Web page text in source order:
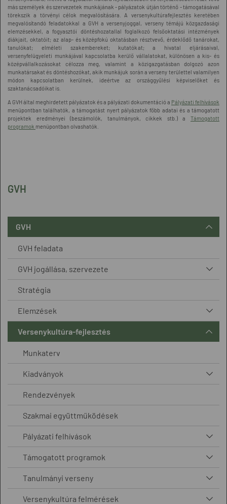
GVH
GVH
GVH feladata
GVH jogállása, szervezete
Stratégia
Elemzések
Versenykultúra-fejlesztés
Munkaterv
Kiadványok
Rendezvények
Szakmai együttműködések
Pályázati felhívások
Támogatott programok
Tanulmányi verseny
Versenykultúra felmérések
más személyek és szervezetek munkájának - pályázatok útján történő - támogatásával
törekszik a törvényi célok megvalósítására. A versenykultúrafejlesztés keretében
megvalósítandó feladatokkal a GVH a versenyjoggal, verseny témájú közgazdasági
elemzésekkel, a fogyasztói döntéshozatallal foglalkozó felsőoktatási intézmények
diákjait, oktatóit; az alap- és középfokú oktatásban résztvevő, érdeklődő tanárokat,
tanulókat; elméleti szakembereket; kutatókat; a hivatal eljárásaival,
versenyfelügyeleti munkájával kapcsolatba kerülő vállalatokat, különösen a kis- és
középvállalkozásokat célozza meg, valamint a közigazgatásban dolgozó azon
munkatársakat és döntéshozókat, akik munkájuk során a verseny területtel valamilyen
módon kapcsolatban kerülnek, ideértve az országgyűlési képviselőket és
szaktanácsadóikat is.
A GVH által meghirdetett pályázatok és a pályázati dokumentáció a Pályázati felhívások
menüpontban találhatók, a támogatást nyert pályázatok főbb adatai és a támogatott
projektek eredményei (beszámolók, tanulmányok, cikkek stb.) a Támogatott
programok menüpontban olvashatók.